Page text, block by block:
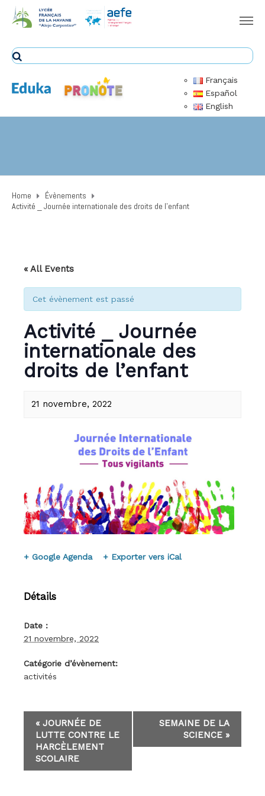
Français
Español
English
Home
Évènements
Activité _ Journée internationale des droits de l’enfant
« All Events
Cet évènement est passé
Activité _ Journée
internationale des
droits de l’enfant
21 novembre, 2022
+ Google Agenda + Exporter vers iCal
Détails
Date :
21 novembre, 2022
Catégorie d’évènement:
activités
t
«JOURNÉE DE
LUTTE CONTRE LE
HARCÈLEMENT
SCOLAIRE
SEMAINE DE LA
SCIENCE »